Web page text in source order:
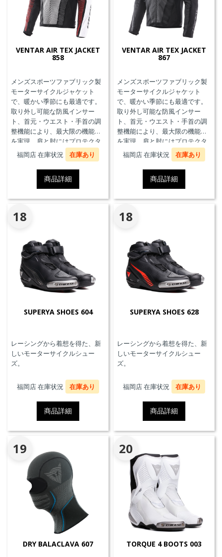
VENTAR AIR TEX JACKET
858
メンズスポーツファブリック製
モーターサイクルジャケット
で、暖かい季節にも最適です。
取り外し可能な防風インサー
ト、首元・ウエスト・手首の調
整機能により、最大限の機能性
を実現。肩と肘にはプロテクタ
ーを装備し、Smart Airエアバッ
グシステムにも対応していま
福岡店 在庫状況 在庫あり
商品詳細
VENTAR AIR TEX JACKET
867
メンズスポーツファブリック製
モーターサイクルジャケット
で、暖かい季節にも最適です。
取り外し可能な防風インサー
ト、首元・ウエスト・手首の調
整機能により、最大限の機能性
を実現。肩と肘にはプロテクタ
ーを装備し、Smart Airエアバッ
グシステムにも対応していま
福岡店 在庫状況 在庫あり
商品詳細
18
SUPERYA SHOES 604
レーシングから着想を得た、新
しいモーターサイクルシュー
ズ。
福岡店 在庫状況 在庫あり
商品詳細
18
SUPERYA SHOES 628
レーシングから着想を得た、新
しいモーターサイクルシュー
ズ。
福岡店 在庫状況 在庫あり
商品詳細
19
DRY BALACLAVA 607
20
TORQUE 4 BOOTS 003